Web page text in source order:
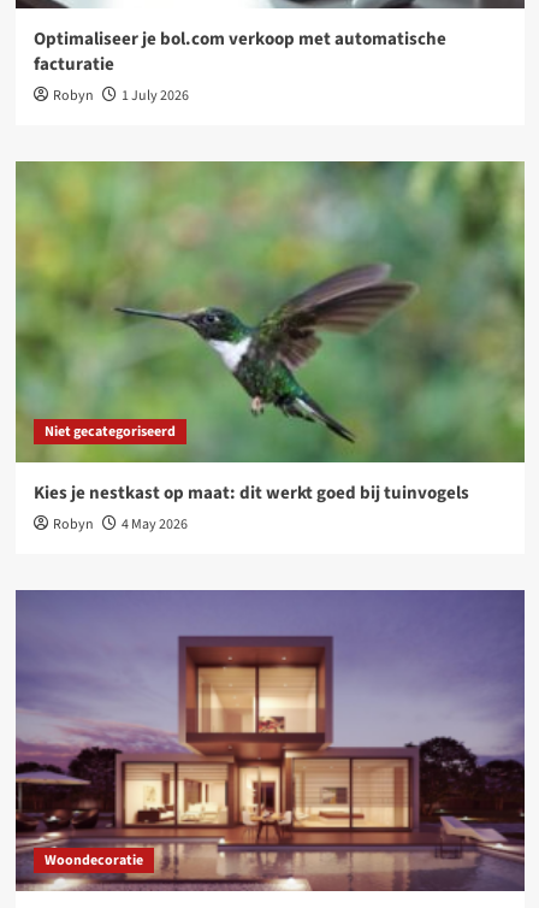
Optimaliseer je bol.com verkoop met automatische
facturatie
Robyn 1 July 2026
Niet gecategoriseerd
Kies je nestkast op maat: dit werkt goed bij tuinvogels
Robyn 4 May 2026
Woondecoratie